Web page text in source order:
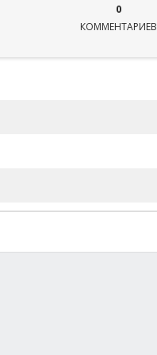
0
КОММЕНТАРИЕВ